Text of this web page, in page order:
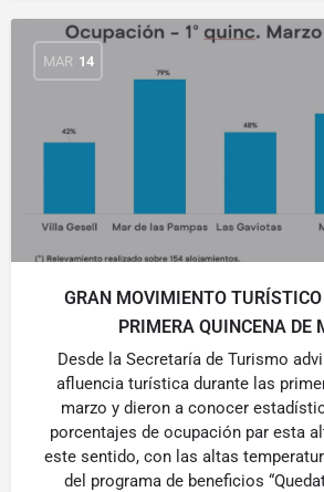
MAR 14
GRAN MOVIMIENTO
PRIMERA QUINCENA DE
Desde la Secretaría de Turismo
afluencia turística durante las
marzo y dieron a conocer
porcentajes de ocupación par esta
este sentido, con las altas
del programa de beneficios